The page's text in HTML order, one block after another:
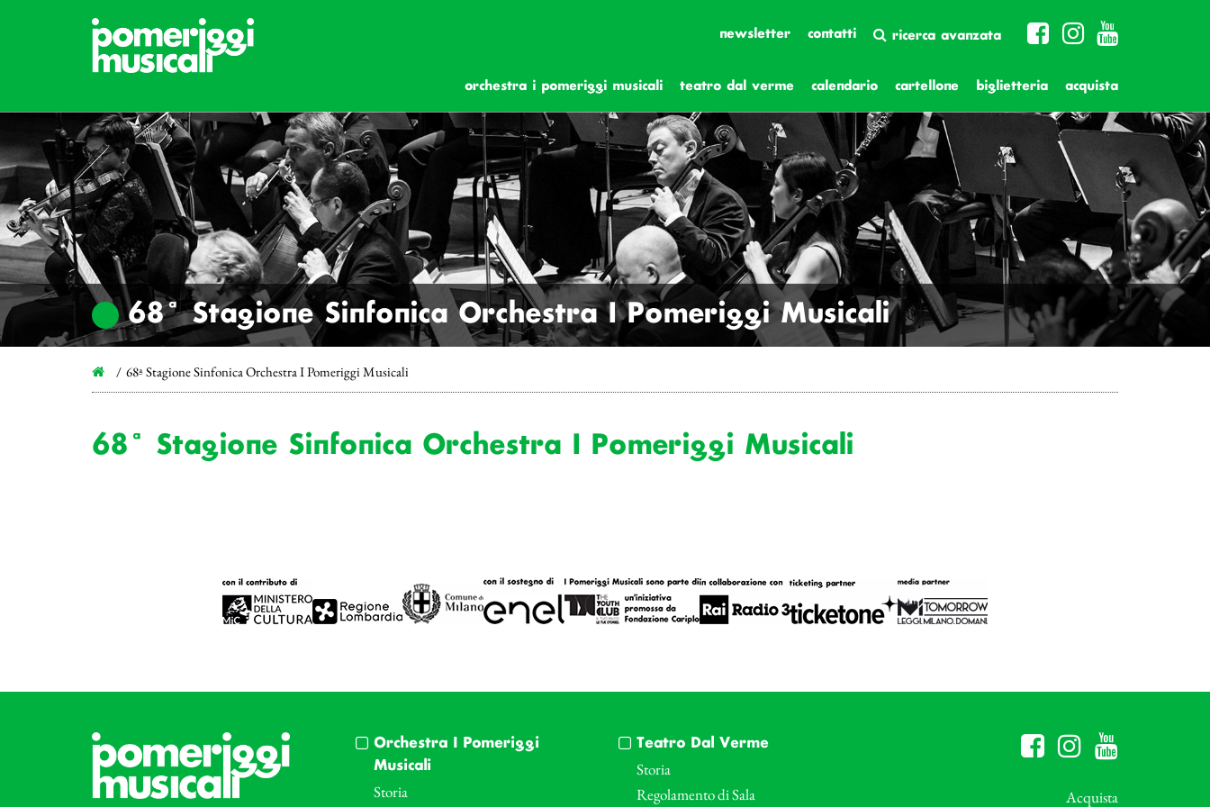
newsletter contatti ricerca avanzata
orchestra i pomeriggi musicali teatro dal verme calendario cartellone biglietteria acquista
68ª Stagione Sinfonica Orchestra I Pomeriggi Musicali
68ª Stagione Sinfonica Orchestra I Pomeriggi Musicali
68ª Stagione Sinfonica Orchestra I Pomeriggi Musicali
Orchestra I Pomeriggi
Musicali
Storia
Teatro Dal Verme
Storia
Regolamento di Sala
Acquista